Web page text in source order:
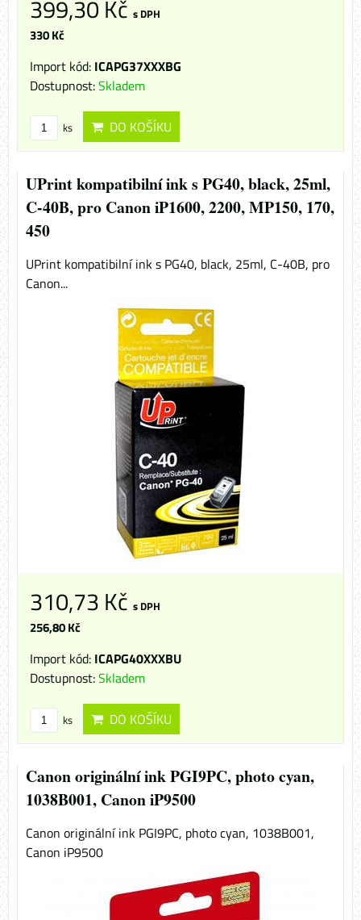
399,30 Kč s DPH
330 Kč
Import kód: ICAPG37XXXBG
Dostupnost:Skladem
ks DO KOŠÍKU
UPrint kompatibilní ink s PG40, black, 25ml,
C-40B, pro Canon iP1600, 2200, MP150, 170,
450
UPrint kompatibilní ink s PG40, black, 25ml, C-40B, pro
Canon...
310,73 Kč s DPH
256,80 Kč
Import kód: ICAPG40XXXBU
Dostupnost:Skladem
ks DO KOŠÍKU
Canon originální ink PGI9PC, photo cyan,
1038B001, Canon iP9500
Canon originální ink PGI9PC, photo cyan, 1038B001,
Canon iP9500